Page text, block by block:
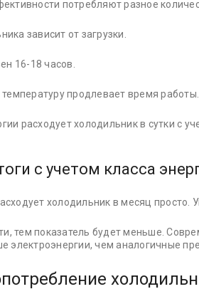
потребляют разное
зависит от загрузки.
16-18 часов.
продлевает время работы.
расходует холодильник в сутки с
с учетом класса
холодильник в месяц просто.
тем показатель будет меньше.
электроэнергии, чем аналогичные